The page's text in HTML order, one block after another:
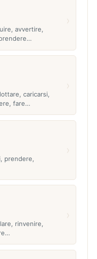
avvertire,
caricarsi,
fare…
prendere,
rinvenire,